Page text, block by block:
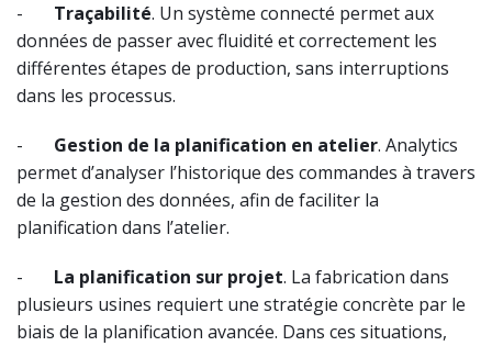
- Traçabilité. Un système connecté permet aux
données de passer avec fluidité et correctement les
différentes étapes de production, sans interruptions
dans les processus.
- Gestion de la planification en atelier. Analytics
permet d’analyser l’historique des commandes à travers
de la gestion des données, afin de faciliter la
planification dans l’atelier.
- La planification sur projet. La fabrication dans
plusieurs usines requiert une stratégie concrète par le
biais de la planification avancée. Dans ces situations,